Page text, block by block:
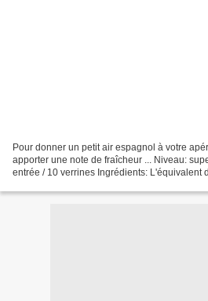
Pour donner un petit air espagnol à votre
apporter une note de fraîcheur ... Niveau:
entrée / 10 verrines Ingrédients: L'équivalent